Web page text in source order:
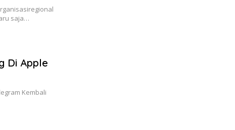
saja…
Di Apple
Kembali